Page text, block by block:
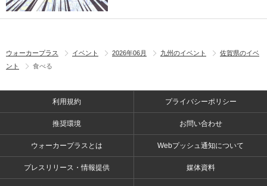
ウォーカープラス イベント 2026年06月 九州のイベント
佐賀県のイベ
ント
食べる
利用規約 プライバシーポリシー
推奨環境 お問い合わせ
ウォーカープラスとは Webプッシュ通知について
プレスリリース・情報提供 媒体資料